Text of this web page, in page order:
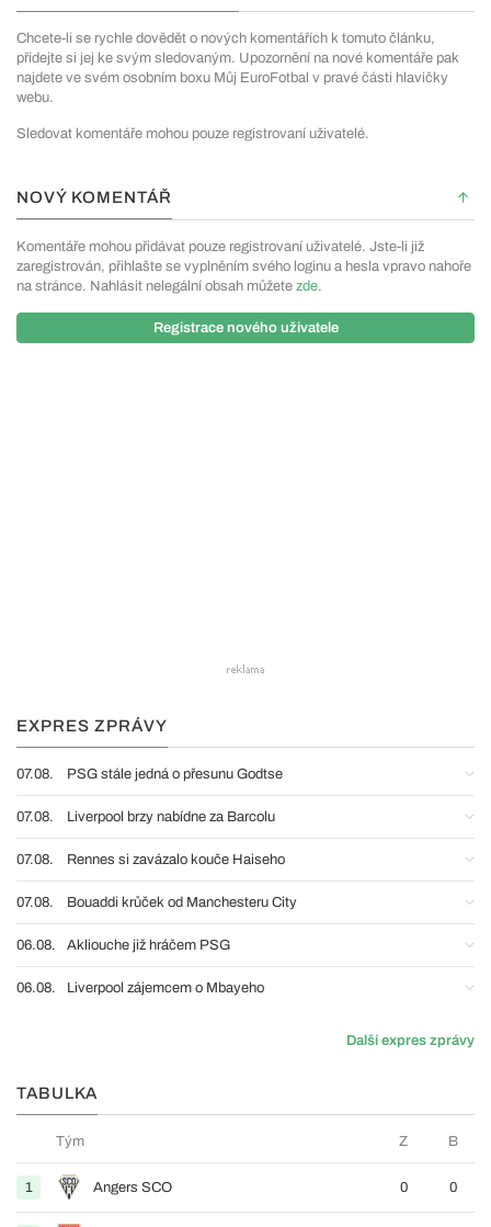
Chcete-li se rychle dovědět o nových komentářích k tomuto článku,
přidejte si jej ke svým sledovaným. Upozornění na nové komentáře pak
najdete ve svém osobním boxu Můj EuroFotbal v pravé části hlavičky
webu.
Sledovat komentáře mohou pouze registrovaní uživatelé.
NOVÝ KOMENTÁŘ
Komentáře mohou přidávat pouze registrovaní uživatelé. Jste-li již
zaregistrován, přihlašte se vyplněním svého loginu a hesla vpravo nahoře
na stránce. Nahlásit nelegální obsah můžete zde.
Registrace nového uživatele
EXPRES ZPRÁVY
07.08. PSG stále jedná o přesunu Godtse
07.08. Liverpool brzy nabídne za Barcolu
07.08. Rennes si zavázalo kouče Haiseho
07.08. Bouaddi krůček od Manchesteru City
06.08. Akliouche již hráčem PSG
06.08. Liverpool zájemcem o Mbayeho
Další expres zprávy
TABULKA
Tým Z B
1 Angers SCO 0 0